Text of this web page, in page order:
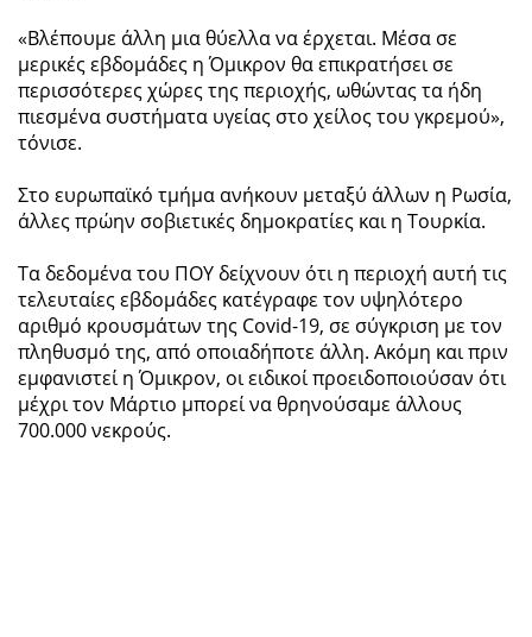
«Βλέπουμε άλλη μια θύελλα να έρχεται. Μέσα σε
μερικές εβδομάδες η Όμικρον θα επικρατήσει σε
περισσότερες χώρες της περιοχής, ωθώντας τα ήδη
πιεσμένα συστήματα υγείας στο χείλος του γκρεμού»,
τόνισε.
Στο ευρωπαϊκό τμήμα ανήκουν μεταξύ άλλων η Ρωσία,
άλλες πρώην σοβιετικές δημοκρατίες και η Τουρκία.
Τα δεδομένα του ΠΟΥ δείχνουν ότι η περιοχή αυτή τις
τελευταίες εβδομάδες κατέγραφε τον υψηλότερο
αριθμό κρουσμάτων της Covid-19, σε σύγκριση με τον
πληθυσμό της, από οποιαδήποτε άλλη. Ακόμη και πριν
εμφανιστεί η Όμικρον, οι ειδικοί προειδοποιούσαν ότι
μέχρι τον Μάρτιο μπορεί να θρηνούσαμε άλλους
700.000 νεκρούς.